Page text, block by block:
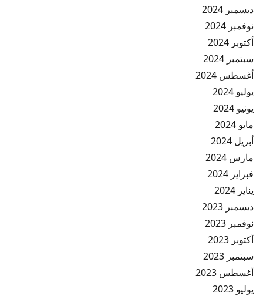
ديسمبر 2024
نوفمبر 2024
أكتوبر 2024
سبتمبر 2024
أغسطس 2024
يوليو 2024
يونيو 2024
مايو 2024
أبريل 2024
مارس 2024
فبراير 2024
يناير 2024
ديسمبر 2023
نوفمبر 2023
أكتوبر 2023
سبتمبر 2023
أغسطس 2023
يوليو 2023